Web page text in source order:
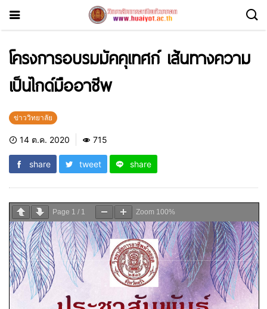
โครงการอบรมมัคคุเทศก์ เส้นทางความ
เป็นไกด์มืออาชีพ
ข่าววิทยาลัย
14 ต.ค. 2020 715
share tweet share
Page 1 / 1 Zoom 100%